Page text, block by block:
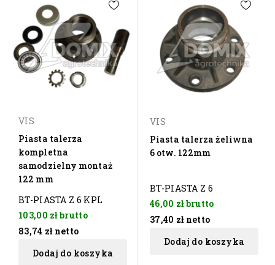
VIS
Piasta talerza
kompletna
samodzielny montaż
122 mm
BT-PIASTA Z 6 KPL
103,00 złbrutto
83,74 zł netto
Dodaj do koszyka
VIS
Piasta talerza żeliwna
6 otw. 122mm
BT-PIASTA Z 6
46,00 złbrutto
37,40 zł netto
Dodaj do koszyka